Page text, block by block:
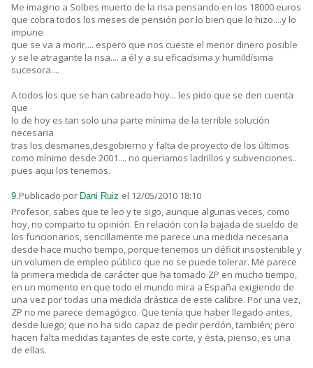
Me imagino a Solbes muerto de la risa pensando en los 18000 euros
que cobra todos los meses de pensión por lo bien que lo hizo....y lo
impune
que se va a morir.... espero que nos cueste el menor dinero posible
y se le atragante la risa.... a él y a su eficacísima y humildísima
sucesora....
A todos los que se han cabreado hoy... les pido que se den cuenta
que
lo de hoy es tan solo una parte mínima de la terrible solución
necesaria
tras los desmanes,desgobierno y falta de proyecto de los últimos
como mínimo desde 2001.... no queriamos ladrillos y subvenciones..
pues aqui los tenemos.
9.Publicado por Dani Ruiz el 12/05/2010 18:10
Profesor, sabes que te leo y te sigo, aunque algunas veces, como
hoy, no comparto tu opinión. En relación con la bajada de sueldo de
los funcionarios, sencillamente me parece una medida necesaria
desde hace mucho tiempo, porque tenemos un déficit insostenible y
un volumen de empleo público que no se puede tolerar. Me parece
la primera medida de carácter que ha tomado ZP en mucho tiempo,
en un momento en que todo el mundo mira a España exigiendo de
una vez por todas una medida drástica de este calibre. Por una vez,
ZP no me parece demagógico. Que tenía que haber llegado antes,
desde luego; que no ha sido capaz de pedir perdón, también; pero
hacen falta medidas tajantes de este corte, y ésta, pienso, es una
de ellas.